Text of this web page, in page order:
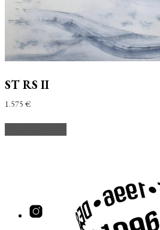
ST RS II
1.575€